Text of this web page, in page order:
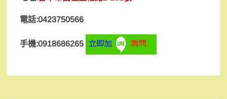
電話:0423750566
手機:0918686265